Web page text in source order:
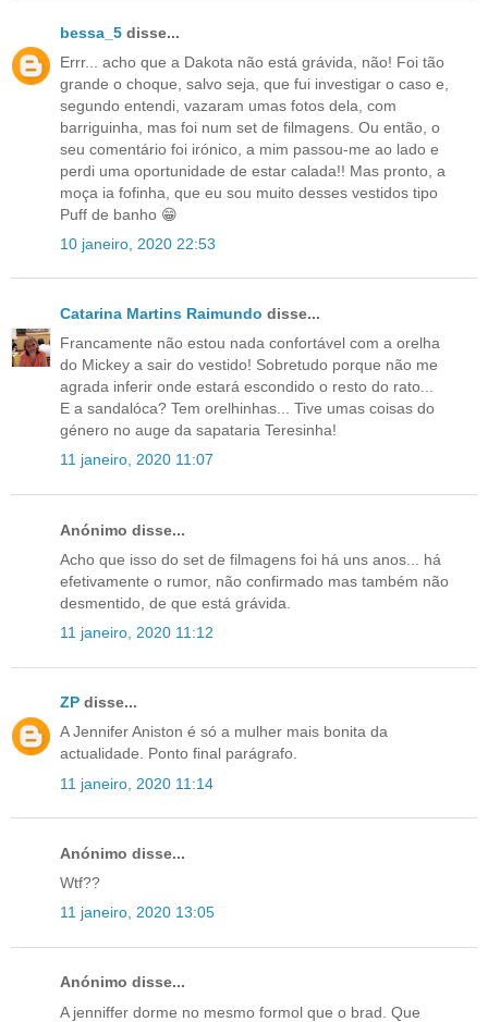
bessa_5 disse...
Errr... acho que a Dakota não está grávida, não! Foi tão
grande o choque, salvo seja, que fui investigar o caso e,
segundo entendi, vazaram umas fotos dela, com
barriguinha, mas foi num set de filmagens. Ou então, o
seu comentário foi irónico, a mim passou-me ao lado e
perdi uma oportunidade de estar calada!! Mas pronto, a
moça ia fofinha, que eu sou muito desses vestidos tipo
Puff de banho 😁
10 janeiro, 2020 22:53
Catarina Martins Raimundo disse...
Francamente não estou nada confortável com a orelha
do Mickey a sair do vestido! Sobretudo porque não me
agrada inferir onde estará escondido o resto do rato...
E a sandalóca? Tem orelhinhas... Tive umas coisas do
género no auge da sapataria Teresinha!
11 janeiro, 2020 11:07
Anónimo disse...
Acho que isso do set de filmagens foi há uns anos... há
efetivamente o rumor, não confirmado mas também não
desmentido, de que está grávida.
11 janeiro, 2020 11:12
ZP disse...
A Jennifer Aniston é só a mulher mais bonita da
actualidade. Ponto final parágrafo.
11 janeiro, 2020 11:14
Anónimo disse...
Wtf??
11 janeiro, 2020 13:05
Anónimo disse...
A jenniffer dorme no mesmo formol que o brad. Que